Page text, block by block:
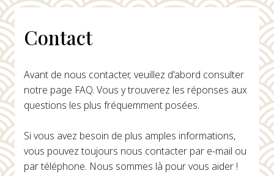
Contact
Avant de nous contacter, veuillez d'abord consulter
notre page FAQ. Vous y trouverez les réponses aux
questions les plus fréquemment posées.
Si vous avez besoin de plus amples informations,
vous pouvez toujours nous contacter par e-mail ou
par téléphone. Nous sommes là pour vous aider !